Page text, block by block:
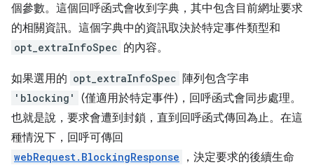
個參數。這個回呼函式會收到字典，其中包含目前網址要求
的相關資訊。這個字典中的資訊取決於特定事件類型和
opt_extraInfoSpec 的內容。
如果選用的 opt_extraInfoSpec 陣列包含字串
'blocking'
(僅適用於特定事件)，回呼函式會同步處理。
也就是說，要求會遭到封鎖，直到回呼函式傳回為止。在這
種情況下，回呼可傳回
webRequest.BlockingResponse
，決定要求的後續生命